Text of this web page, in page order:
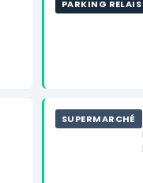
PARKING RELAIS
SUPERMARCHÉ